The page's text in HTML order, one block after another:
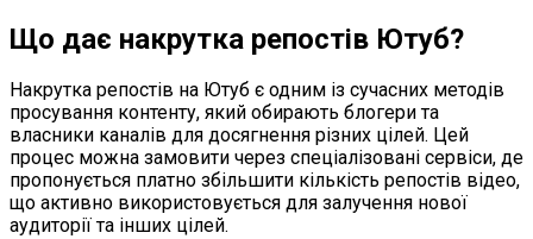
Що дає накрутка репостів Ютуб?
Накрутка репостів на Ютуб є одним із сучасних методів
просування контенту, який обирають блогери та
власники каналів для досягнення різних цілей. Цей
процес можна замовити через спеціалізовані сервіси, де
пропонується платно збільшити кількість репостів відео,
що активно використовується для залучення нової
аудиторії та інших цілей.